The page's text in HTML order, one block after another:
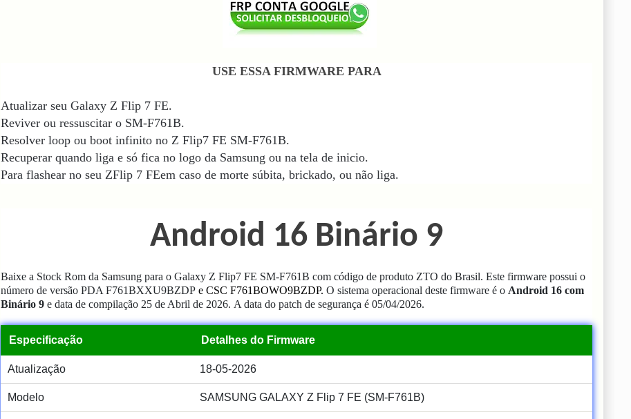
USE ESSA FIRMWARE PARA
Atualizar seu Galaxy Z Flip 7 FE.
Reviver ou ressuscitar o SM-F761B.
Resolver loop ou boot infinito no Z Flip7 FE SM-F761B.
Recuperar quando liga e só fica no logo da Samsung ou na tela de inicio.
Para flashear no seu ZFlip 7 FEem caso de morte súbita, brickado, ou não liga.
Android 16 Binário 9
Baixe a Stock Rom da Samsung para o Galaxy Z Flip7 FE SM-F761B com código de produto ZTO do Brasil. Este firmware possui o
número de versão PDA F761BXXU9BZDP e CSC F761BOWO9BZDP. O sistema operacional deste firmware é o Android 16 com
Binário 9 e data de compilação 25 de Abril de 2026. A data do patch de segurança é 05/04/2026.
Especificação Detalhes do Firmware
Atualização 18-05-2026
Modelo SAMSUNG GALAXY Z Flip 7 FE (SM-F761B)